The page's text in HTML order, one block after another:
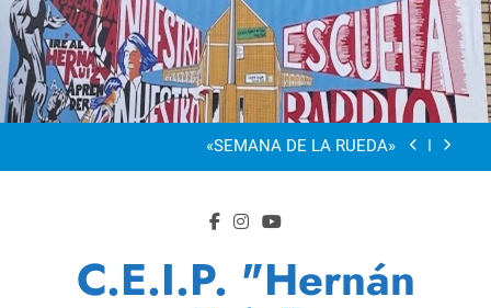
Saltar
al
contenido
“Visibles Sí”
Dia De La Familia
«SEMANA DE LA RUEDA»
Dia De La Familia
C.E.I.P. "Hernán